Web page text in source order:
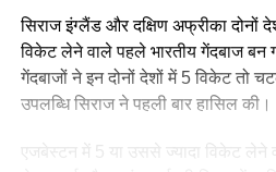
सिराज इंग्लैंड और दक्षिण अफ्रीका दोनों
विकेट लेने वाले पहले भारतीय गेंदबाज
गेंदबाजों ने इन दोनों देशों में 5 विकेट तो
उपलब्धि सिराज ने पहली बार हासिल की।
एजबेस्टन में 5 या उससे ज्यादा विकेट लेने